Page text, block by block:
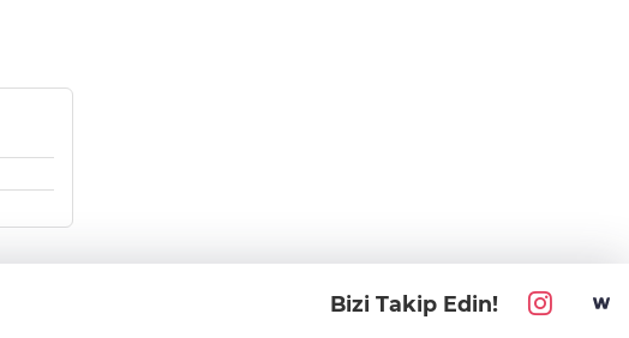
Bizi Takip Edin!